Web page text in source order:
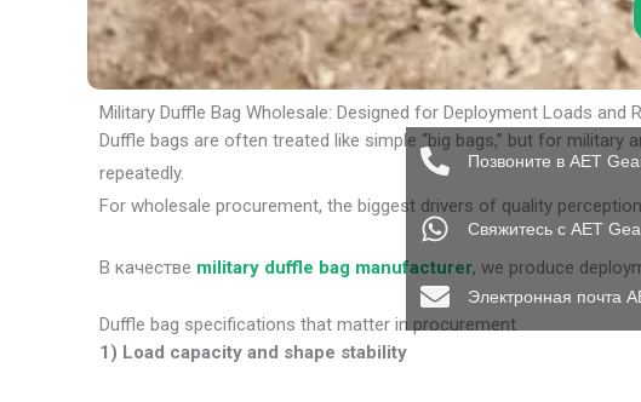
Military Duffle Bag Wholesale: Designed for Deployment Loads and
Duffle bags are often treated like simple “big bags,” but for
repeatedly.
For wholesale procurement, the biggest drivers of quality
В качестве military duffle bag manufacturer, we produce
Duffle bag specifications that matter in procurement
1) Load capacity and shape stability
Позвоните в AET
Свяжитесь с AET
Электронная почта